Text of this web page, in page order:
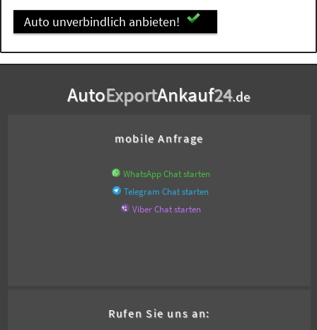
Auto unverbindlich anbieten!
AutoExportAnkauf24.de
mobile Anfrage
WhatsApp Chat starten
Telegram Chat starten
Viber Chat starten
Rufen Sie uns an: